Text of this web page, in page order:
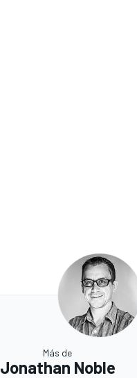
Más de
Jonathan Noble